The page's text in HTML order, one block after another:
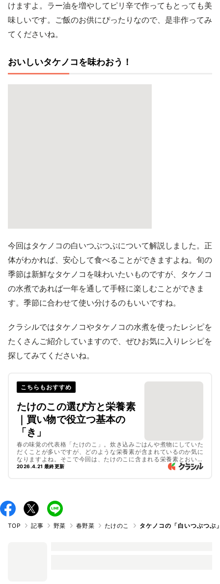
けますよ。ラー油を増やしてピリ辛で作ってもとっても美
味しいです。ご飯のお供にぴったりなので、是非作ってみ
てくださいね。
おいしいタケノコを味わおう！
今回はタケノコの白いつぶつぶについて解説しました。正
体がわかれば、安心して食べることができますよね。旬の
季節は新鮮なタケノコを味わいたいものですが、タケノコ
の水煮であれば一年を通して手軽に楽しむことができま
す。季節に合わせて使い分けるのもいいですね。
クラシルではタケノコやタケノコの水煮を使ったレシピを
たくさんご紹介していますので、ぜひお気に入りレシピを
探してみてくださいね。
こちらもおすすめ
たけのこの選び方と栄養素
｜買い物で役立つ基本の
「き」
春の味覚の代表格「たけのこ」。炊き込みごはんや煮物にしていた
だくことが多いですが、どのような栄養素が含まれているのか気に
なりますよね。そこで今回は、たけのこに含まれる栄養素とおいし
いたけのこの選び方についてご紹介します。たけのこの種類やアク
2026.4.21 最終更新
TOP 記事 野菜 春野菜 たけのこ タケノコの「白いつぶつぶ